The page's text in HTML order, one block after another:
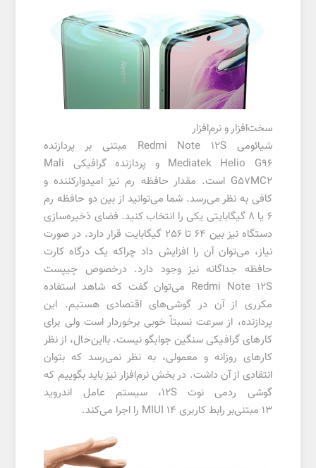
سخت‌افزار و نرم‌افزار
شیائومی Redmi Note 12S مبتنی بر پردازنده
Mediatek Helio G96 و پردازنده گرافیکی Mali
G57MC2 است. مقدار حافظه رم نیز امیدوارکننده و
کافی به نظر می‌رسد. شما می‌توانید از بین دو حافظه رم
6 یا 8 گیگابایتی یکی را انتخاب کنید. فضای ذخیره‌سازی
دستگاه نیز بین 64 تا 256 گیگابایت قرار دارد. در صورت
نیاز، می‌توان آن را افزایش داد چراکه یک درگاه کارت
حافظه جداگانه نیز وجود دارد. درخصوص چیپست
Redmi Note 12S می‌توان گفت که شاهد استفاده
مکرری از آن در گوشی‌های اقتصادی هستیم. این
پردازنده، از سرعت نسبتاً خوبی برخوردار است ولی برای
کارهای گرافیکی سنگین جوابگو نیست. بااین‌حال، از نظر
کارهای روزانه و معمولی، به نظر نمی‌رسد که بتوان
انتقادی از آن داشت. در بخش نرم‌افزار نیز باید بگوییم که
گوشی ردمی نوت 12S، سیستم عامل اندروید
13 مبتنی‌بر رابط کاربری MIUI 14 را اجرا می‌کند.